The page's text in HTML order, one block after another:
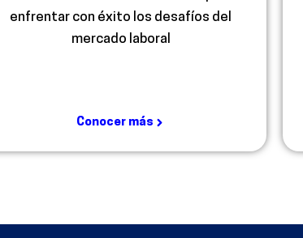
enfrentar con éxito los desafíos del
mercado laboral
Conocer más